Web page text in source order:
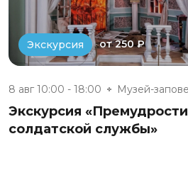
Экскурсия от 250 ₽
8 авг 10:00 - 18:00
Экскурсия «Премудрости
солдатской службы»